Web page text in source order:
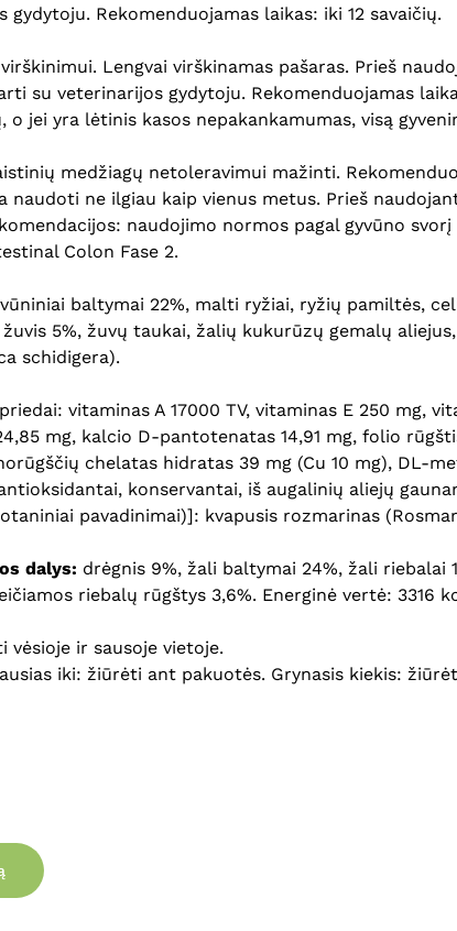
Rekomenduojamas laikas: iki 12 savaičių.
Lengvai virškinamas pašaras. Prieš
su veterinarijos gydytoju. Rekomenduojamas
o jei yra lėtinis kasos nepakankamumas, visą
medžiagų netoleravimui mažinti.
naudoti ne ilgiau kaip vienus metus. Prieš
naudojimo normos pagal gyvūno
Colon Fase 2.
baltymai 22%, malti ryžiai, ryžių pamiltės,
5%, žuvų taukai, žalių kukurūzų gemalų
schidigera).
vitaminas A 17000 TV, vitaminas E 250 mg,
mg, kalcio D-pantotenatas 14,91 mg, folio
chelatas hidratas 39 mg (Cu 10 mg), DL-
konservantai, iš augalinių aliejų
pavadinimai)]: kvapusis rozmarinas
dalys: drėgnis 9%, žali baltymai 24%, žali riebalai
riebalų rūgštys 3,6%. Energinė vertė: 3316
vėsioje ir sausoje vietoje.
iki: žiūrėti ant pakuotės. Grynasis kiekis: